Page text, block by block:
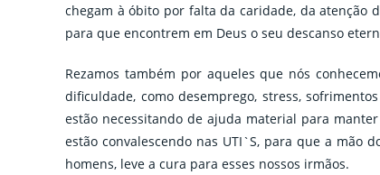
chegam à óbito por falta da caridade, da atenção
para que encontrem em Deus o seu descanso
Rezamos também por aqueles que nós
dificuldade, como desemprego, stress,
estão necessitando de ajuda material para
estão convalescendo nas UTI`S, para que a mão
homens, leve a cura para esses nossos irmãos.